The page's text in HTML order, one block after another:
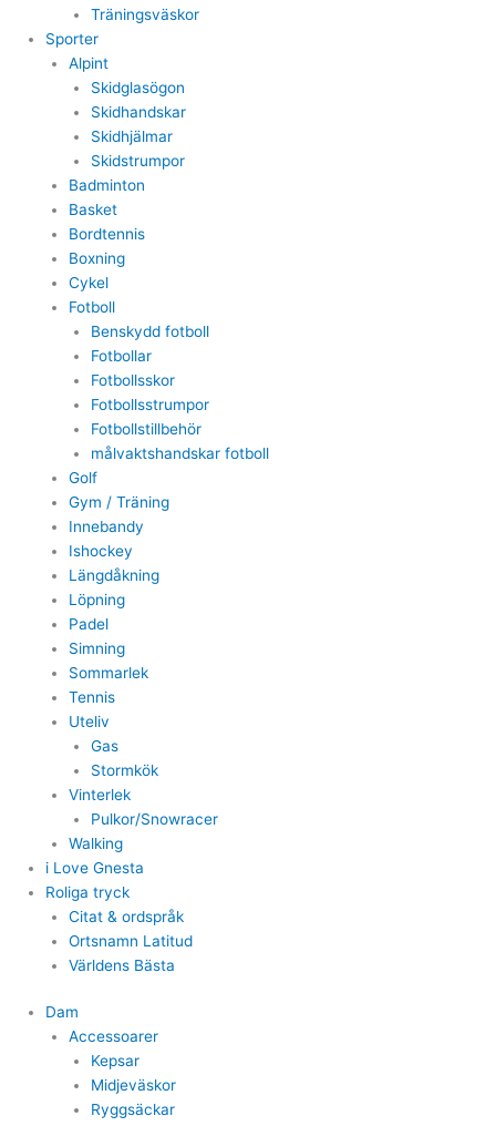
Träningsväskor
Sporter
Alpint
Skidglasögon
Skidhandskar
Skidhjälmar
Skidstrumpor
Badminton
Basket
Bordtennis
Boxning
Cykel
Fotboll
Benskydd fotboll
Fotbollar
Fotbollsskor
Fotbollsstrumpor
Fotbollstillbehör
målvaktshandskar fotboll
Golf
Gym / Träning
Innebandy
Ishockey
Längdåkning
Löpning
Padel
Simning
Sommarlek
Tennis
Uteliv
Gas
Stormkök
Vinterlek
Pulkor/Snowracer
Walking
i Love Gnesta
Roliga tryck
Citat & ordspråk
Ortsnamn Latitud
Världens Bästa
Dam
Accessoarer
Kepsar
Midjeväskor
Ryggsäckar